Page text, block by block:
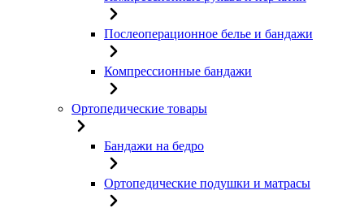
Послеоперационное белье и бандажи
Компрессионные бандажи
Ортопедические товары
Бандажи на бедро
Ортопедические подушки и матрасы